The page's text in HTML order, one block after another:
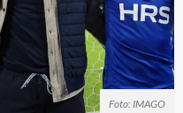
Foto: IMAGO